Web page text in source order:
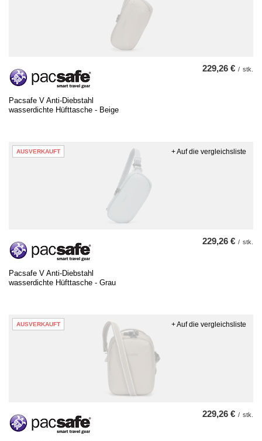
Pacsafe V Anti-Diebstahl
wasserdichte Hüfttasche - Beige
229,26 € / stk.
AUSVERKAUFT
Pacsafe V Anti-Diebstahl
wasserdichte Hüfttasche - Grau
229,26 € / stk.
+ Auf die vergleichsliste
AUSVERKAUFT
229,26 € / stk.
+ Auf die vergleichsliste